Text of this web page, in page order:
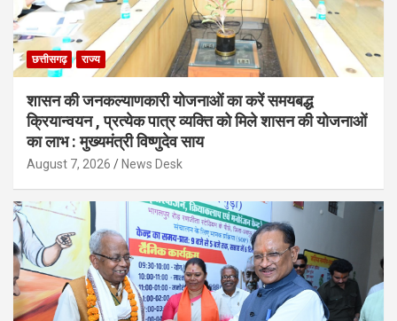
छत्तीसगढ़ राज्य
शासन की जनकल्याणकारी योजनाओं का करें समयबद्ध
क्रियान्वयन , प्रत्येक पात्र व्यक्ति को मिले शासन की योजनाओं
का लाभ : मुख्यमंत्री विष्णुदेव साय
August 7, 2026 News Desk